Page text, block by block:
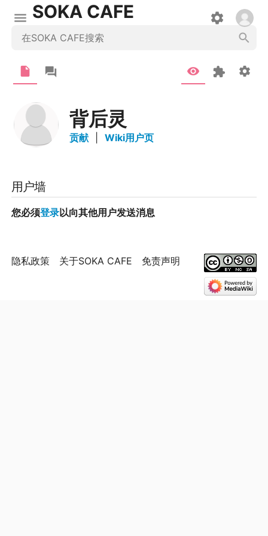
SOKA CAFE
背后灵
贡献 Wiki用户页
用户墙
您必须登录以向其他用户发送消息
隐私政策 关于SOKA CAFE 免责声明